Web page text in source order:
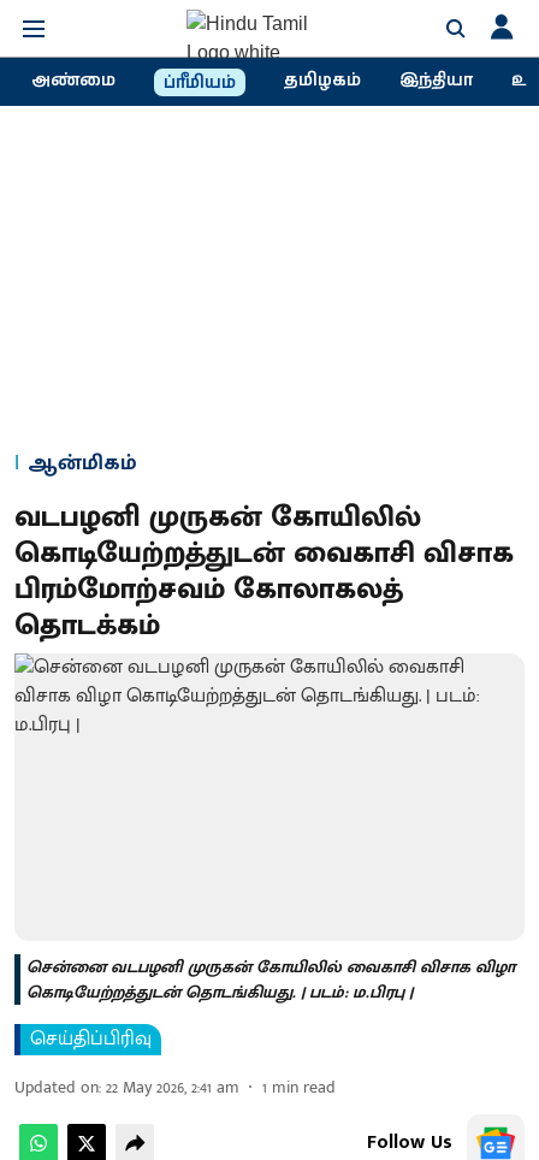
அண்மை ப்ரீமியம் தமிழகம் இந்தியா
ஆன்மிகம்
வடபழனி முருகன் கோயிலில்
கொடியேற்றத்துடன் வைகாசி விசாக
பிரம்மோற்சவம் கோலாகலத்
தொடக்கம்
சென்னை வடபழனி முருகன் கோயிலில் வைகாசி விசாக விழா
கொடியேற்றத்துடன் தொடங்கியது. | படம்: ம.பிரபு |
செய்திப்பிரிவு
Updated on:22 May 2026, 2:41 am 1 min read
Follow Us